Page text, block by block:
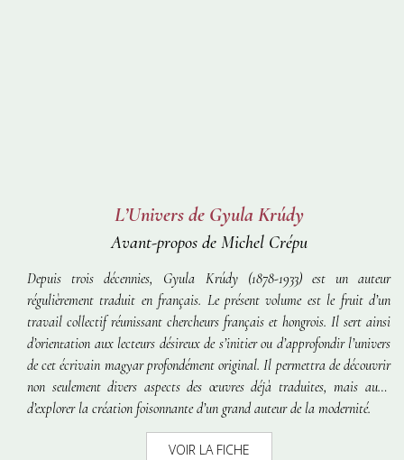
L’Univers de Gyula Krúdy
Avant-propos de Michel Crépu
Depuis trois décennies, Gyula Krúdy (1878-1933) est un auteur
régulièrement traduit en français. Le présent volume est le fruit d’un
travail collectif réunissant chercheurs français et hongrois. Il sert ainsi
d’orientation aux lecteurs désireux de s’initier ou d’approfondir l’univers
de cet écrivain magyar profondément original. Il permettra de découvrir
non seulement divers aspects des œuvres déjà traduites, mais aussi
d’explorer la création foisonnante d’un grand auteur de la modernité.
VOIR LA FICHE